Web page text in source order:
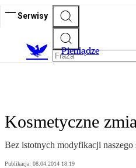
Serwisy
Pieniądze
Kosmetyczne
Bez istotnych modyfikacji naszego
Publikacja: 08.04.2014 18:19